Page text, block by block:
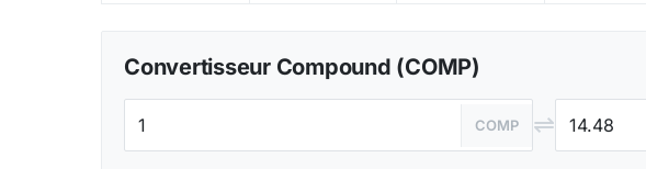
Convertisseur Compound (COMP)
COMP ⇌